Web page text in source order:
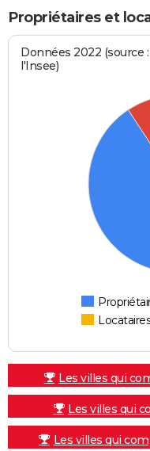
Propriétaires et
Données 2022 (source
l'Insee)
Les villes qui
Les villes qui
Les villes qui